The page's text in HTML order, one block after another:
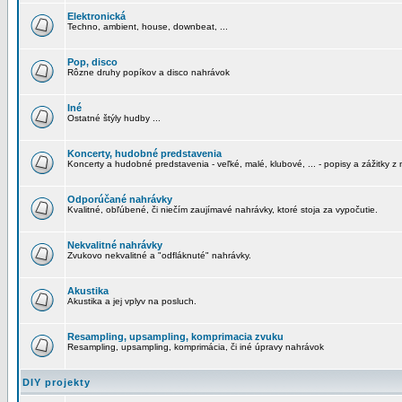
Elektronická
Techno, ambient, house, downbeat, ...
Pop, disco
Rôzne druhy popíkov a disco nahrávok
Iné
Ostatné štýly hudby ...
Koncerty, hudobné predstavenia
Koncerty a hudobné predstavenia - veľké, malé, klubové, ... - popisy a zážitky z
Odporúčané nahrávky
Kvalitné, obľúbené, či niečím zaujímavé nahrávky, ktoré stoja za vypočutie.
Nekvalitné nahrávky
Zvukovo nekvalitné a "odfláknuté" nahrávky.
Akustika
Akustika a jej vplyv na posluch.
Resampling, upsampling, komprimacia zvuku
Resampling, upsampling, komprimácia, či iné úpravy nahrávok
DIY projekty